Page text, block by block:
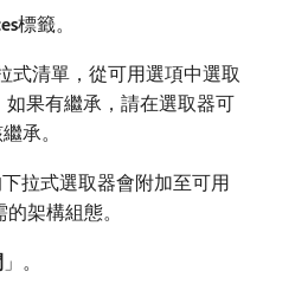
​標籤。
式清單，從可用選項中選取​
如果有繼承，請在選取器可
承。
拉式選取器會附加至可用
架構組態。
」。